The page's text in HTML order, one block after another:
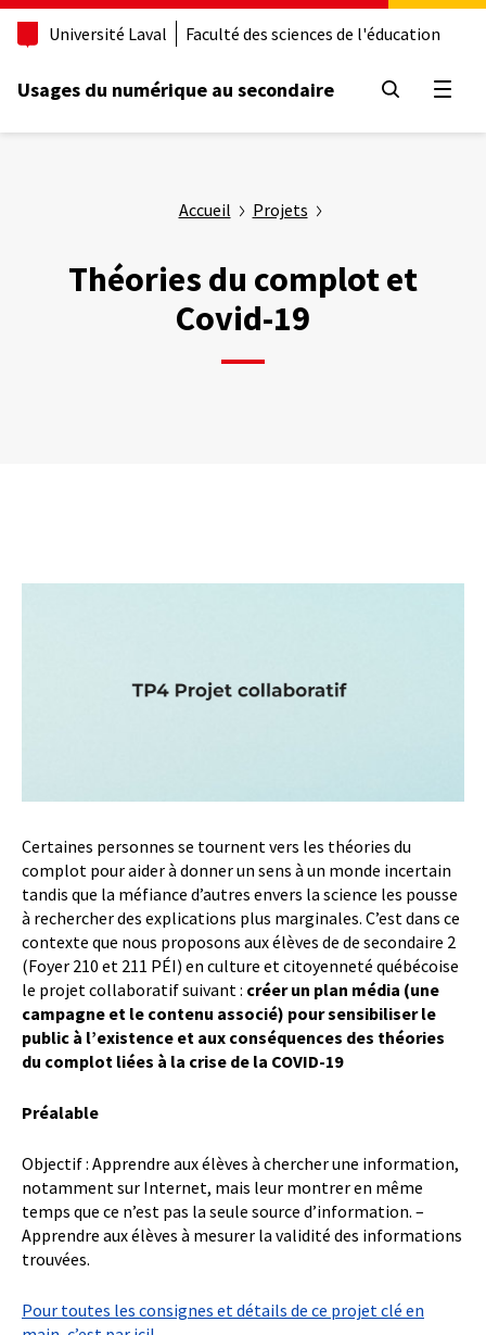
Aller
principal
Université Laval Faculté des sciences de l'éducation
Usages du numérique au secondaire
Accueil Projets
Théories du complot et
Covid-19
Certaines personnes se tournent vers les théories du
complot pour aider à donner un sens à un monde incertain
tandis que la méfiance d’autres envers la science les pousse
à rechercher des explications plus marginales. C’est dans ce
contexte que nous proposons aux élèves de de secondaire 2
(Foyer 210 et 211 PÉI) en culture et citoyenneté québécoise
le projet collaboratif suivant : créer un plan média (une
campagne et le contenu associé) pour sensibiliser le
public à l’existence et aux conséquences des théories
du complot liées à la crise de la COVID-19
Préalable
Objectif : Apprendre aux élèves à chercher une information,
notamment sur Internet, mais leur montrer en même
temps que ce n’est pas la seule source d’information. –
Apprendre aux élèves à mesurer la validité des informations
trouvées.
Pour toutes les consignes et détails de ce projet clé en